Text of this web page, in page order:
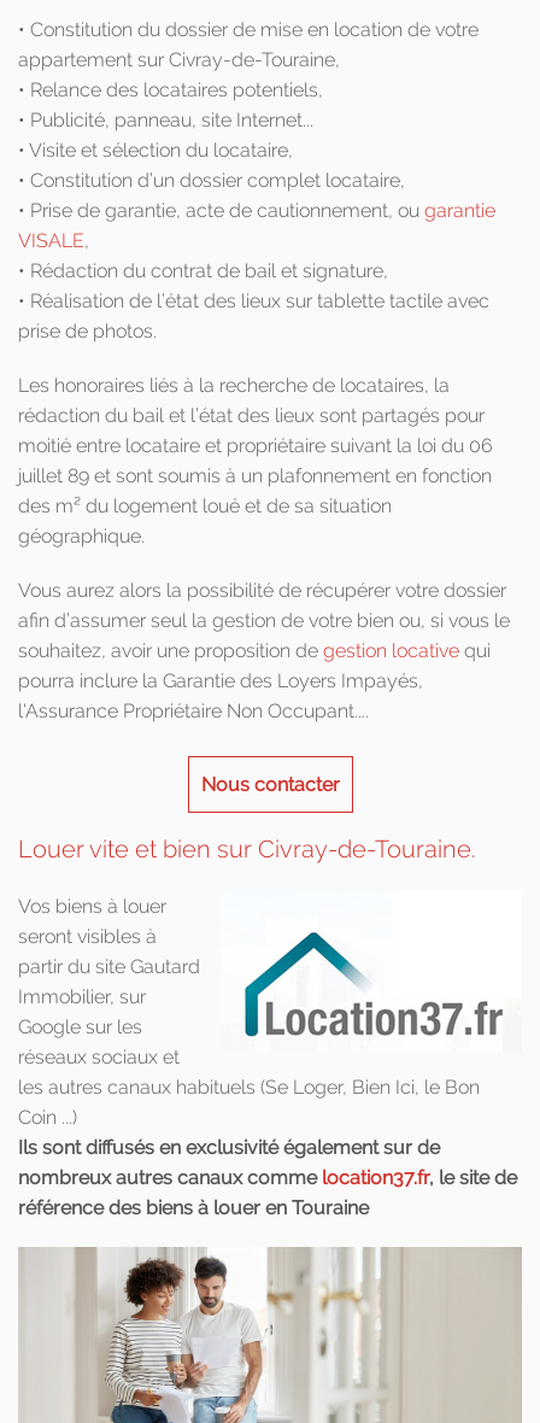
• Constitution du dossier de mise en location de votre
appartement sur Civray-de-Touraine,
• Relance des locataires potentiels,
• Publicité, panneau, site Internet...
• Visite et sélection du locataire,
• Constitution d’un dossier complet locataire,
• Prise de garantie, acte de cautionnement, ou garantie
VISALE,
• Rédaction du contrat de bail et signature,
• Réalisation de l’état des lieux sur tablette tactile avec
prise de photos.
Les honoraires liés à la recherche de locataires, la
rédaction du bail et l’état des lieux sont partagés pour
moitié entre locataire et propriétaire suivant la loi du 06
juillet 89 et sont soumis à un plafonnement en fonction
des m² du logement loué et de sa situation
géographique.
Vous aurez alors la possibilité de récupérer votre dossier
afin d’assumer seul la gestion de votre bien ou, si vous le
souhaitez, avoir une proposition de gestion locative qui
pourra inclure la Garantie des Loyers Impayés,
l'Assurance Propriétaire Non Occupant....
Nous contacter
Louer vite et bien sur Civray-de-Touraine.
Vos biens à louer
seront visibles à
partir du site Gautard
Immobilier, sur
Google sur les
réseaux sociaux et
les autres canaux habituels (Se Loger, Bien Ici, le Bon
Coin ...)
Ils sont diffusés en exclusivité également sur de
nombreux autres canaux comme location37.fr, le site de
référence des biens à louer en Touraine